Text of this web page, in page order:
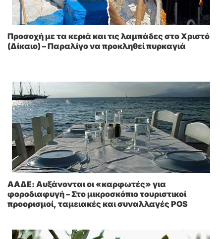
Προσοχή με τα κεριά και τις λαμπάδες στο Χριστό
(Δίκαιο) – Παραλίγο να προκληθεί πυρκαγιά
ΑΑΔΕ: Αυξάνονται οι «καρφωτές» για
φοροδιαφυγή – Στο μικροσκόπιο τουριστικοί
προορισμοί, ταμειακές και συναλλαγές POS